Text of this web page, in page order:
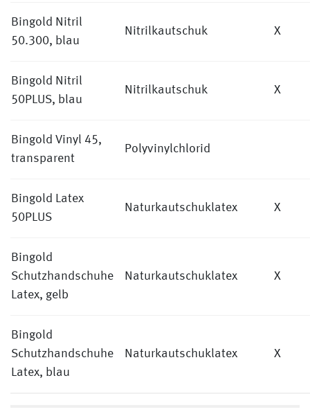
Bingold Nitril
50.300, blau
Nitrilkautschuk X
Bingold Nitril
50PLUS, blau
Nitrilkautschuk X
Bingold Vinyl 45,
transparent
Polyvinylchlorid
Bingold Latex
50PLUS
Naturkautschuklatex X
Bingold
Schutzhandschuhe
Latex, gelb
Naturkautschuklatex X
Bingold
Schutzhandschuhe
Latex, blau
Naturkautschuklatex X